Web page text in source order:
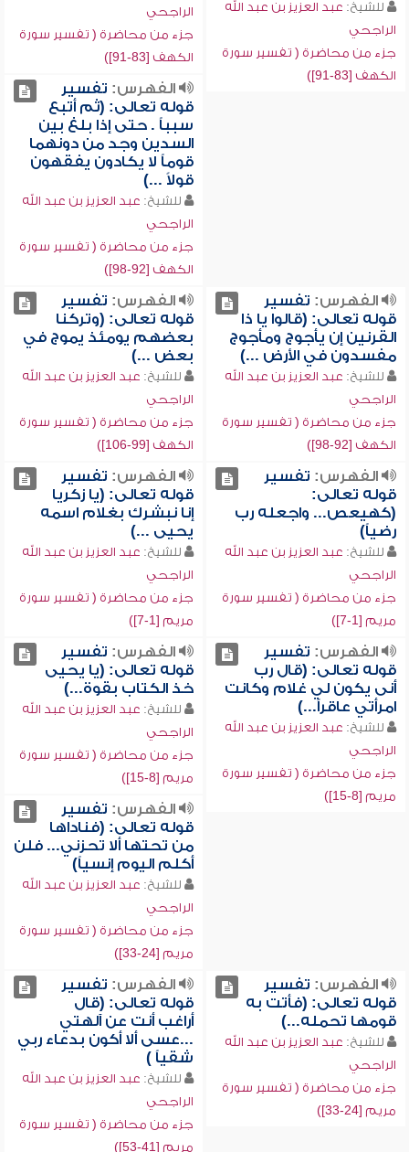
للشيخ: عبد العزيز بن عبد الله
الراجحي
جزء من محاضرة ( تفسير سورة
الكهف [83-91])
الراجحي
جزء من محاضرة ( تفسير سورة
الكهف [83-91])
الفهرس: تفسير
قوله تعالى: (ثم أتبع
سبباً . حتى إذا بلغ بين
السدين وجد من دونهما
قوماً لا يكادون يفقهون
قولاً ...)
للشيخ: عبد العزيز بن عبد الله
الراجحي
جزء من محاضرة ( تفسير سورة
الكهف [92-98])
الفهرس: تفسير
قوله تعالى: (قالوا يا ذا
القرنين إن يأجوج ومأجوج
مفسدون في الأرض ...)
للشيخ: عبد العزيز بن عبد الله
الراجحي
جزء من محاضرة ( تفسير سورة
الكهف [92-98])
الفهرس: تفسير
قوله تعالى: (وتركنا
بعضهم يومئذ يموج في
بعض ...)
للشيخ: عبد العزيز بن عبد الله
الراجحي
جزء من محاضرة ( تفسير سورة
الكهف [99-106])
الفهرس: تفسير
قوله تعالى:
(كهيعص... واجعله رب
رضياً)
للشيخ: عبد العزيز بن عبد الله
الراجحي
جزء من محاضرة ( تفسير سورة
مريم [1-7])
الفهرس: تفسير
قوله تعالى: (يا زكريا
إنا نبشرك بغلام اسمه
يحيى ...)
للشيخ: عبد العزيز بن عبد الله
الراجحي
جزء من محاضرة ( تفسير سورة
مريم [1-7])
الفهرس: تفسير
قوله تعالى: (قال رب
أنى يكون لي غلام وكانت
امرأتي عاقراً...)
للشيخ: عبد العزيز بن عبد الله
الراجحي
جزء من محاضرة ( تفسير سورة
مريم [8-15])
الفهرس: تفسير
قوله تعالى: (يا يحيى
خذ الكتاب بقوة...)
للشيخ: عبد العزيز بن عبد الله
الراجحي
جزء من محاضرة ( تفسير سورة
مريم [8-15])
الفهرس: تفسير
قوله تعالى: (فناداها
من تحتها ألا تحزني... فلن
أكلم اليوم إنسياً)
للشيخ: عبد العزيز بن عبد الله
الراجحي
جزء من محاضرة ( تفسير سورة
مريم [24-33])
الفهرس: تفسير
قوله تعالى: (فأتت به
قومها تحمله...)
للشيخ: عبد العزيز بن عبد الله
الراجحي
جزء من محاضرة ( تفسير سورة
مريم [24-33])
الفهرس: تفسير
قوله تعالى: (قال
أراغب أنت عن آلهتي
...عسى ألا أكون بدعاء ربي
شقياً )
للشيخ: عبد العزيز بن عبد الله
الراجحي
جزء من محاضرة ( تفسير سورة
مريم [41-53])